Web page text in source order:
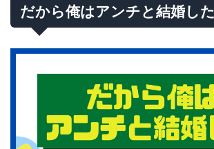
だから俺はアンチと結婚した